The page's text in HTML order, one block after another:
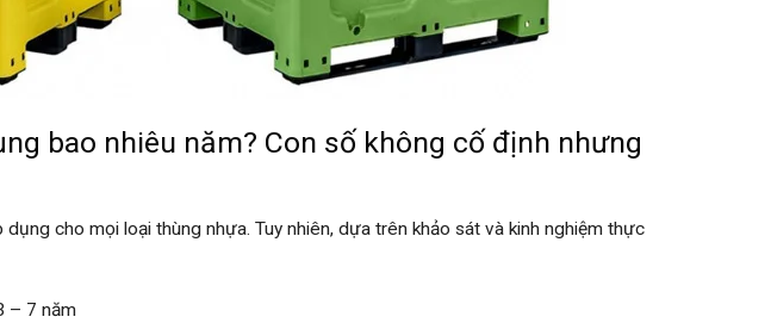
bao nhiêu năm? Con số không cố định nhưng
cho mọi loại thùng nhựa. Tuy nhiên, dựa trên khảo sát và kinh nghiệm thực
– 7 năm